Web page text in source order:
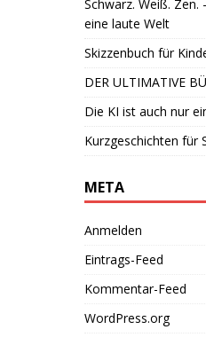
Schwarz. Weiß.
eine laute Welt
Skizzenbuch für
DER ULTIMATIVE
Die KI ist auch nur
Kurzgeschichten für
META
Anmelden
Eintrags-Feed
Kommentar-Feed
WordPress.org